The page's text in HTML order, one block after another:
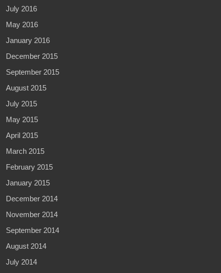
July 2016
May 2016
January 2016
December 2015
September 2015
August 2015
July 2015
May 2015
April 2015
March 2015
February 2015
January 2015
December 2014
November 2014
September 2014
August 2014
July 2014